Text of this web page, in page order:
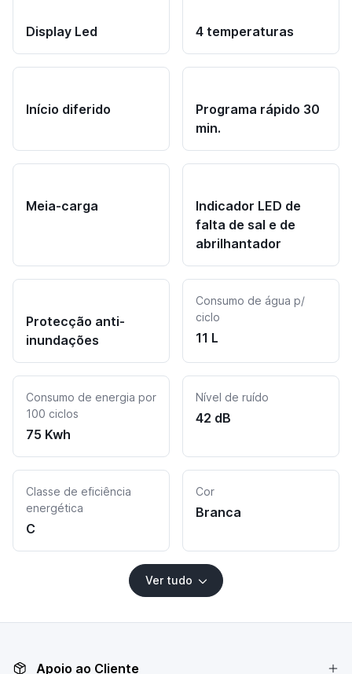
Display Led 4 temperaturas
Início diferido
Programa rápido 30
min.
Meia-carga
Indicador LED de
falta de sal e de
abrilhantador
Protecção anti-
inundações
Consumo de água p/
ciclo
11 L
Consumo de energia por
100 ciclos
75 Kwh
Nível de ruído
42 dB
Classe de eficiência
energética
C
Cor
Branca
Ver tudo
Apoio ao Cliente